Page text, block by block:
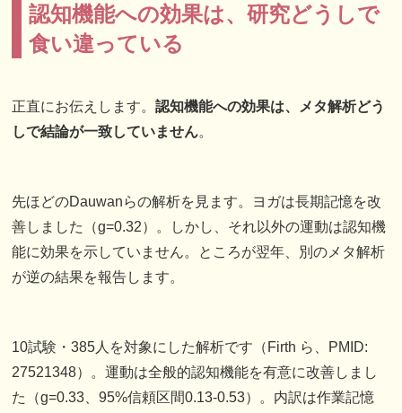
認知機能への効果は、研究どうしで
食い違っている
正直にお伝えします。認知機能への効果は、メタ解析どう
しで結論が一致していません。
先ほどのDauwanらの解析を見ます。ヨガは長期記憶を改
善しました（g=0.32）。しかし、それ以外の運動は認知機
能に効果を示していません。ところが翌年、別のメタ解析
が逆の結果を報告します。
10試験・385人を対象にした解析です（Firth ら、PMID:
27521348）。運動は全般的認知機能を有意に改善しまし
た（g=0.33、95%信頼区間0.13-0.53）。内訳は作業記憶